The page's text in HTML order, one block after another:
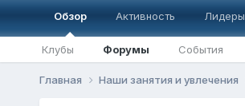
Обзор
Клубы Форумы События
Активность Лидеры
Главная Наши занятия и увлечения